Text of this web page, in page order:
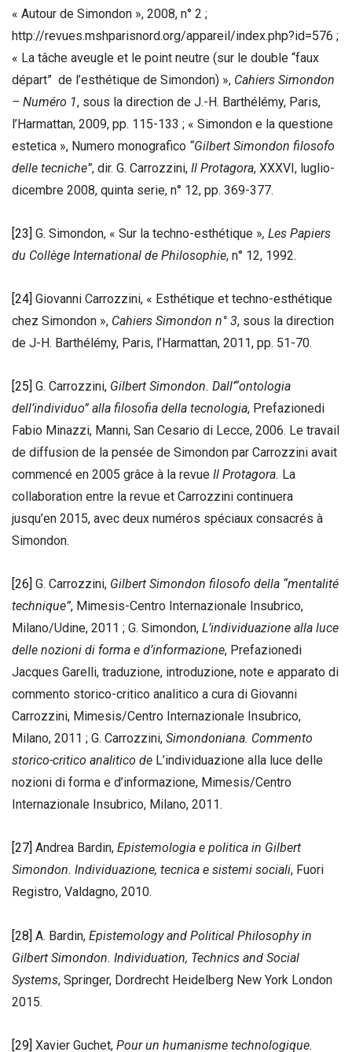
« Autour de Simondon », 2008, n° 2 ;
http://revues.mshparisnord.org/appareil/index.php?id=576 ;
« La tâche aveugle et le point neutre (sur le double “faux
départ” de l’esthétique de Simondon) », Cahiers Simondon
– Numéro 1, sous la direction de J.-H. Barthélémy, Paris,
l’Harmattan, 2009, pp. 115-133 ; « Simondon e la questione
estetica », Numero monografico “Gilbert Simondon filosofo
delle tecniche”, dir. G. Carrozzini, Il Protagora, XXXVI, luglio-
dicembre 2008, quinta serie, n° 12, pp. 369-377.
[23] G. Simondon, « Sur la techno-esthétique », Les Papiers
du Collège International de Philosophie, n° 12, 1992.
[24] Giovanni Carrozzini, « Esthétique et techno-esthétique
chez Simondon », Cahiers Simondon n° 3, sous la direction
de J-H. Barthélémy, Paris, l’Harmattan, 2011, pp. 51-70.
[25] G. Carrozzini, Gilbert Simondon. Dall’“ontologia
dell’individuo” alla filosofia della tecnologia, Prefazionedi
Fabio Minazzi, Manni, San Cesario di Lecce, 2006. Le travail
de diffusion de la pensée de Simondon par Carrozzini avait
commencé en 2005 grâce à la revue Il Protagora. La
collaboration entre la revue et Carrozzini continuera
jusqu’en 2015, avec deux numéros spéciaux consacrés à
Simondon.
[26] G. Carrozzini, Gilbert Simondon filosofo della “mentalité
technique”, Mimesis-Centro Internazionale Insubrico,
Milano/Udine, 2011 ; G. Simondon, L’individuazione alla luce
delle nozioni di forma e d’informazione, Prefazionedi
Jacques Garelli, traduzione, introduzione, note e apparato di
commento storico-critico analitico a cura di Giovanni
Carrozzini, Mimesis/Centro Internazionale Insubrico,
Milano, 2011 ; G. Carrozzini, Simondoniana. Commento
storico-critico analitico de L’individuazione alla luce delle
nozioni di forma e d’informazione, Mimesis/Centro
Internazionale Insubrico, Milano, 2011.
[27] Andrea Bardin, Epistemologia e politica in Gilbert
Simondon. Individuazione, tecnica e sistemi sociali, Fuori
Registro, Valdagno, 2010.
[28] A. Bardin, Epistemology and Political Philosophy in
Gilbert Simondon. Individuation, Technics and Social
Systems, Springer, Dordrecht Heidelberg New York London
2015.
[29] Xavier Guchet, Pour un humanisme technologique.